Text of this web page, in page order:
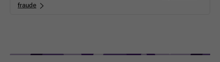
fraude